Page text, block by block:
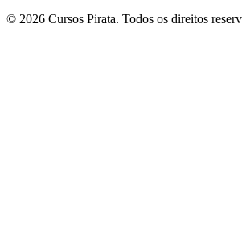
© 2026 Cursos Pirata. Todos os direitos